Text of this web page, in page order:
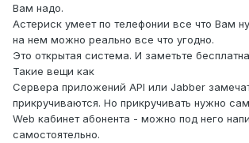
Вам надо.
Астериск умеет по телефонии все что Вам
на нем можно реально все что угодно.
Это открытая система. И заметьте
Такие вещи как
Сервера приложений API или Jabber
прикручиваются. Но прикручивать нужно
Web кабинет абонента - можно под него
самостоятельно.